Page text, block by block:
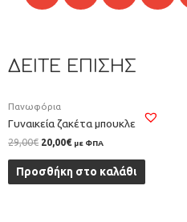
ΔΕΙΤΕ ΕΠΙΣΗΣ
Πανωφόρια
Γυναικεία ζακέτα μπουκλε
29,00€ 20,00€ με ΦΠΑ
Προσθήκη στο καλάθι